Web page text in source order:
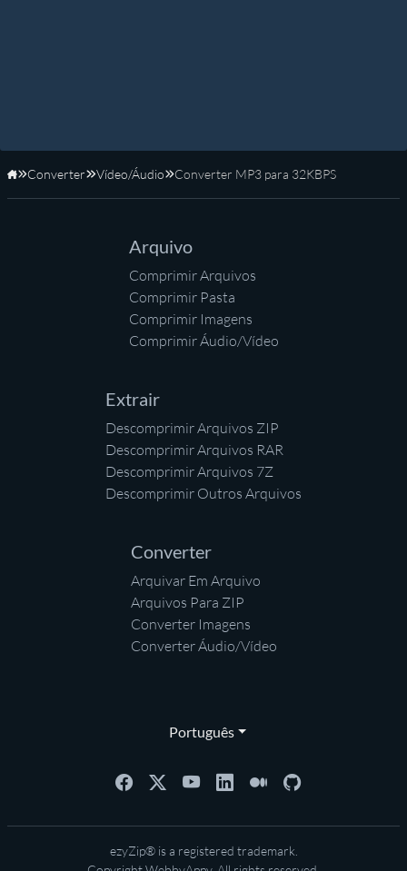
Início
Converter Vídeo/Áudio Converter MP3 para 32KBPS
Arquivo
Comprimir Arquivos
Comprimir Pasta
Comprimir Imagens
Comprimir Áudio/Vídeo
Extrair
Descomprimir Arquivos ZIP
Descomprimir Arquivos RAR
Descomprimir Arquivos 7Z
Descomprimir Outros Arquivos
Converter
Arquivar Em Arquivo
Arquivos Para ZIP
Converter Imagens
Converter Áudio/Vídeo
Português
ezyZip® is a registered trademark.